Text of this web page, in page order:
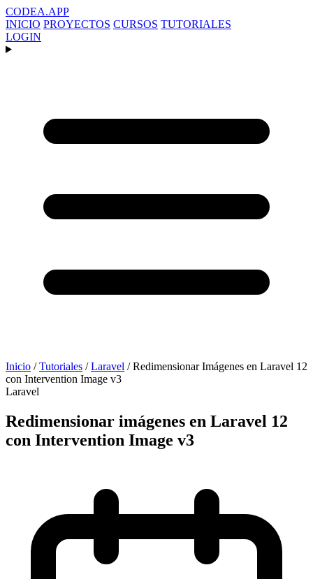
CODEA.APP
INICIO PROYECTOS CURSOS TUTORIALES
LOGIN
Inicio / Tutoriales / Laravel / Redimensionar Imágenes en Laravel 12
con Intervention Image v3
Laravel
Redimensionar imágenes en Laravel 12
con Intervention Image v3